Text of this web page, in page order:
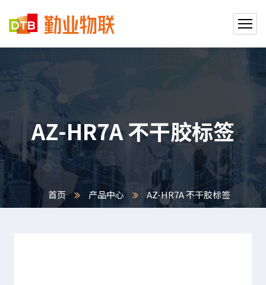
AZ-HR7A 不干胶标签
首页 产品中心 AZ-HR7A 不干胶标签